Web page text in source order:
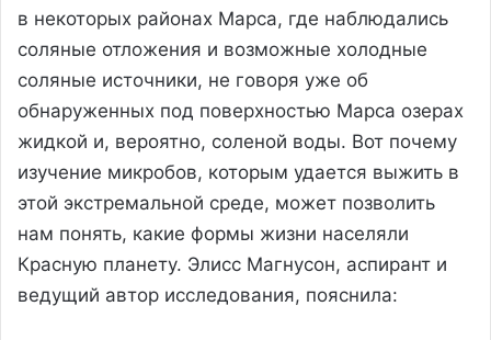
в некоторых районах Марса, где наблюдались
соляные отложения и возможные холодные
соляные источники, не говоря уже об
обнаруженных под поверхностью Марса озерах
жидкой и, вероятно, соленой воды. Вот почему
изучение микробов, которым удается выжить в
этой экстремальной среде, может позволить
нам понять, какие формы жизни населяли
Красную планету. Элисс Магнусон, аспирант и
ведущий автор исследования, пояснила: